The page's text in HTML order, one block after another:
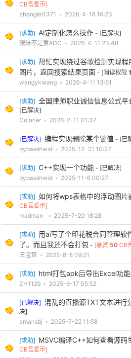
cn
CB吾爱币]
zhanglei1371 • 2026-4-18 16:23
[求助] AI定制化怎么操作 - [已解决]
暧昧不是爱ADC • 2026-4-11 23:48
[求助] 帮忙实现绕过谷歌检测实现
图片，返回搜索结果页面 - [阅读权限
wangykwang • 2026-4-11 13:51
[求助] 全国律师职业诚信信息公式平
[已解决]
Colarier • 2026-2-11 01:37
[已解决] 编程实现删除某个键值 - [已
bypasshwid • 2025-12-31 10:27
[求助] C++实现一个功能 - [已解决]
bypasshwid • 2025-11-6 00:27
[求助] 如何将wps表格中的浮动图片
CB吾爱币]
madman_
• 2025-7-20 18:28
[求助] 用ai写了个印花税合同管理软
了。而且我还不会打包 - [悬赏 50 CB
王宝琛 • 2025-8-8 09:21
[求助] html打包apk后导出Excel功
ZH1129 • 2025-6-17 05:52
[已解决] 混乱的直播源TXT文本进行
决]
amansbj • 2025-7-22 11:58
[求助] MSVC编译C++如何查看源码
CB吾爱币]